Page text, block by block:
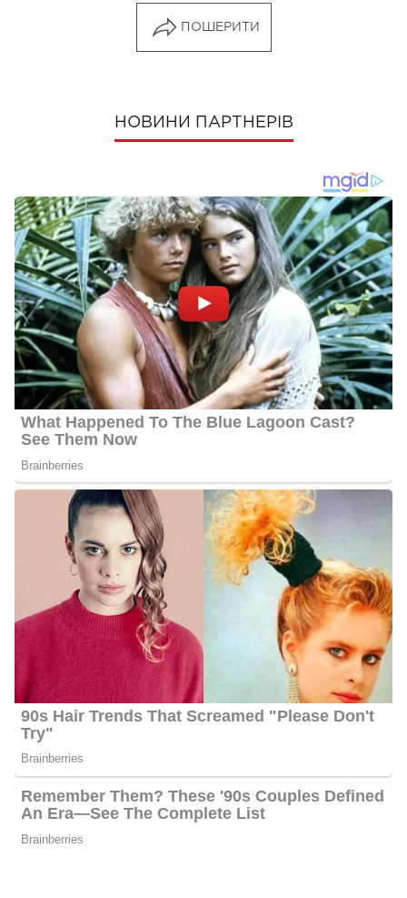
ПОШЕРИТИ
НОВИНИ ПАРТНЕРІВ